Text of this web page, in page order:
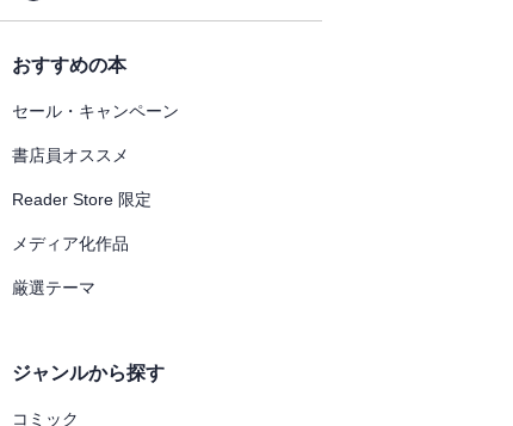
おすすめの本
セール・キャンペーン
書店員オススメ
Reader Store 限定
メディア化作品
厳選テーマ
ジャンルから探す
コミック